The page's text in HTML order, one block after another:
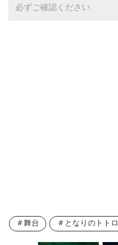
必ずご確認ください
舞台 となりのトトロ